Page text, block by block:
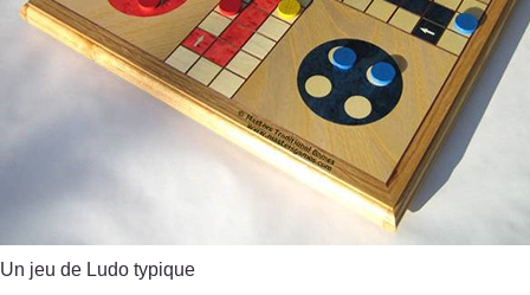
Un jeu de Ludo typique